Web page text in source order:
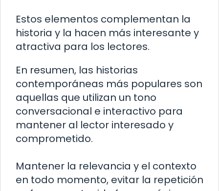
Estos elementos complementan la
historia y la hacen más interesante y
atractiva para los lectores.
En resumen, las historias
contemporáneas más populares son
aquellas que utilizan un tono
conversacional e interactivo para
mantener al lector interesado y
comprometido.
Mantener la relevancia y el contexto
en todo momento, evitar la repetición